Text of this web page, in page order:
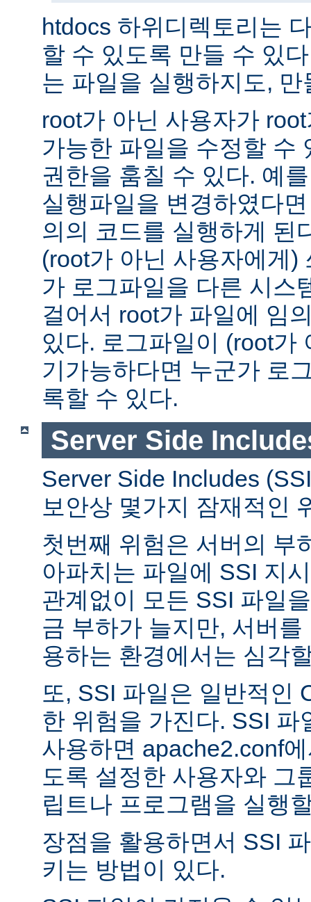
htdocs 하위디렉토리는
할 수 있도록 만들 수 있
는 파일을 실행하지도,
root가 아닌 사용자가
가능한 파일을 수정할 수
권한을 훔칠 수 있다. 예
실행파일을 변경하였다
의의 코드를 실행하게 된
(root가 아닌 사용자에게)
가 로그파일을 다른 시스
걸어서 root가 파일에 임
있다. 로그파일이 (root가
기가능하다면 누군가 로
록할 수 있다.
Server Side
Server Side Includes
보안상 몇가지 잠재적인
첫번째 위험은 서버의 부
아파치는 파일에 SSI 지
관계없이 모든 SSI 파일
금 부하가 늘지만, 서버
용하는 환경에서는 심각
또, SSI 파일은 일반적인
한 위험을 가진다. SSI 파
사용하면 apache2.conf
도록 설정한 사용자와 그
립트나 프로그램을 실행
장점을 활용하면서 SSI
키는 방법이 있다.